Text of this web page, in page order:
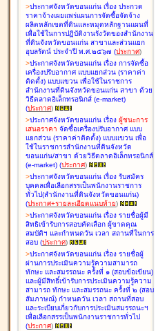
>ประกาศจังหวัดขอนแก่น เรื่อง ประกวด
ราคาจ้างเผยแพร่แผนการจัดซื้อจัดจ้าง
ผลิตหลักเขตที่ดินและหมุดหลักฐานแผนที่
เพื่อใช้ในการปฏิบัติงานรังวัดของสำนักงาน
ที่ดินจังหวัดขอนแก่น สาขาและส่วนแยก
อุบลรัตน์ ประจำปี พ.ศ.๒๕๖๗ (ประกาศ)
>ประกาศจังหวัดขอนแก่น เรื่อง การจัดซื้อ
เครื่องปรับอากาศ แบบแยกส่วน (ราคาค่า
ติดตั้ง) แบบแขวน เพื่อใช้ในราชการ
สำนักงานที่ดินจังหวัดขอนแก่น สาขา ด้วย
วิธีตลาดอิเล็กทรอนิกส์ (e-market)
(ประกาศ)
>ประกาศจังหวัดขอนแก่น เรื่อง ผู้ชนะการ
เสนอราคา จัดซื้อเครื่องปรับอากาศ แบบ
แยกส่วน (ราคาค่าติดตั้ง) แบบแขวน เพื่อ
ใช้ในราชการสำนักงานที่ดินจังหวัด
ขอนแก่น/สาขา ด้วยวิธีตลาดอิเล็กทรอนิกส์
(e-market) (ประกาศ)
>ประกาศจังหวัดขอนแก่น เรื่อง รับสมัคร
บุคคลเพื่อเลือกสรรเป็นพนักงานราชการ
ทั่วไป(สำนักงานที่ดินจังหวัดขอนแก่น)
(ประกาศ+รายละเอียดแนบท้าย)
>ประกาศจังหวัดขอนแก่น เรื่อง รายชื่อผู้มี
สิทธิเข้ารับการสอบคัดเลือก ผู้ขาดคุณ
สมบัติฯ และกำหนดวัน เวลา สถานที่ในการ
สอบ (ประกาศ)
>ประกาศจังหวัดขอนแก่น เรื่อง รายชื่อผู้
ผ่านการประเมินความรู้ความสามารถ
ทักษะ และสมรรถนะ ครั้งที่ ๑ (สอบข้อเขียน)
และผู้มีสิทธิ์เข้ารับการประเมินความรู้ความ
สามารถ ทักษะ และสมรรถนะ ครั้งที่ ๒ (สอบ
สัมภาษณ์) กำหนดวัน เวลา สถานที่สอบ
และระเบียบเกี่ยวกับการประเมินสมรรถนะฯ
เพื่อเลือกสรรเป็นพนักงานราชการทั่วไป
(ประกาศ)